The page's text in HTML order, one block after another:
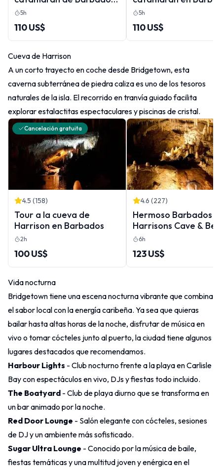
con almuerzo y barra
5h
110 US$
con almuerzo y barra
5h
110 US$
Cueva de Harrison
A un corto trayecto en coche desde Bridgetown, esta
caverna subterránea de piedra caliza es uno de los tesoros
naturales de la isla. El recorrido en tranvía guiado facilita
explorar estalactitas espectaculares y piscinas de cristal.
Cancelación gratuita
4.5 (158)
Tour a la cueva de
Harrison en Barbados
2h
100 US$
4.6 (227)
Hermoso Barbados :
Harrisons Cave &
Day Tour
6h
123 US$
Vida nocturna
Bridgetown tiene una escena nocturna vibrante que combina
el sabor local con la energía caribeña. Ya sea que quieras
bailar hasta altas horas de la noche, disfrutar de música en
vivo o tomar cócteles junto al puerto, la ciudad tiene algunos
lugares destacados que recomendamos.
Harbour Lights - Club nocturno frente a la playa en Carlisle
Bay con espectáculos en vivo, DJs y fiestas todo incluido.
The Boatyard - Club de playa diurno que se transforma en
un bar animado por la noche.
Red Door Lounge - Salón elegante con cócteles, sesiones
de DJ y un ambiente más sofisticado.
Sugar Ultra Lounge - Conocido por la música de baile,
fiestas temáticas y una multitud joven y enérgica en el